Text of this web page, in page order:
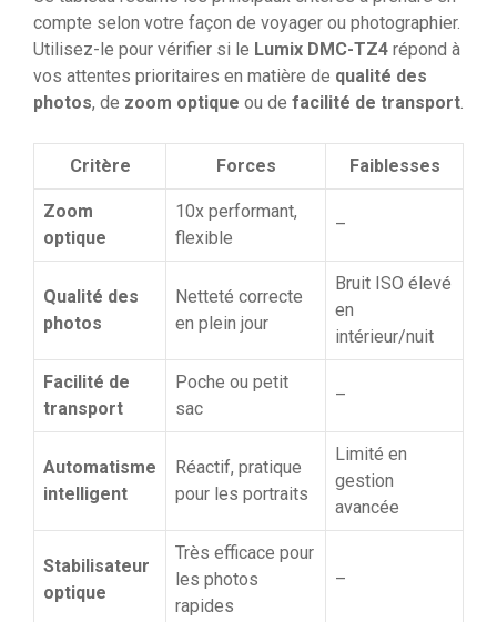
compte selon votre façon de voyager ou photographier.
Utilisez-le pour vérifier si le Lumix DMC-TZ4 répond à
vos attentes prioritaires en matière de qualité des
photos, de zoom optique ou de facilité de transport
Critère Forces Faiblesses
Zoom
optique
10x performant,
flexible
–
Qualité des
photos
Netteté correcte
en plein jour
Bruit ISO élevé
en
intérieur/nuit
Facilité de
transport
Poche ou petit
sac
–
Automatisme
intelligent
Réactif, pratique
pour les portraits
Limité en
gestion
avancée
Stabilisateur
optique
Très efficace pour
les photos
rapides
–